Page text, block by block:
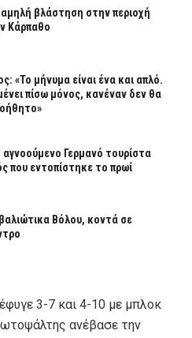
βλάστηση στην περιοχή
Κάρπαθο
«Το μήνυμα είναι ένα και απλό.
πίσω μόνος, κανέναν δεν θα
Γερμανό τουρίστα
που εντοπίστηκε το πρωί
Βόλου, κοντά σε
3-7 και 4-10 με μπλοκ
ανέβασε την